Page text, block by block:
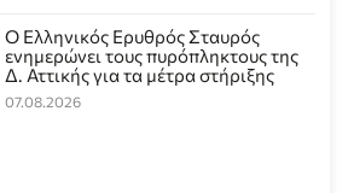
Ο Ελληνικός Ερυθρός Σταυρός
ενημερώνει τους πυρόπληκτους της
Δ. Αττικής για τα μέτρα στήριξης
07.08.2026